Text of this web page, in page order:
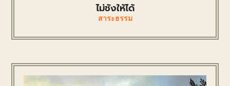
ไม่ชังให้ได้
สาระธรรม